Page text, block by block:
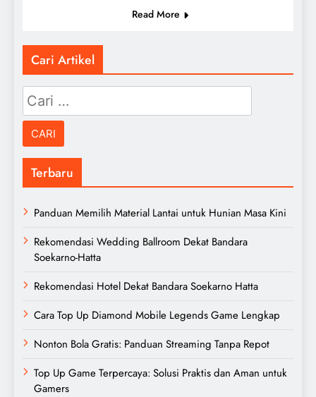
Read More
Cari Artikel
Cari
untuk:
Terbaru
Panduan Memilih Material Lantai untuk Hunian Masa Kini
Rekomendasi Wedding Ballroom Dekat Bandara
Soekarno-Hatta
Rekomendasi Hotel Dekat Bandara Soekarno Hatta
Cara Top Up Diamond Mobile Legends Game Lengkap
Nonton Bola Gratis: Panduan Streaming Tanpa Repot
Top Up Game Terpercaya: Solusi Praktis dan Aman untuk
Gamers